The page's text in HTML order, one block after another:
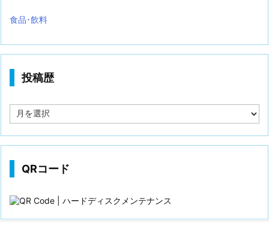
食品･飲料
投稿歴
稿
QRコード